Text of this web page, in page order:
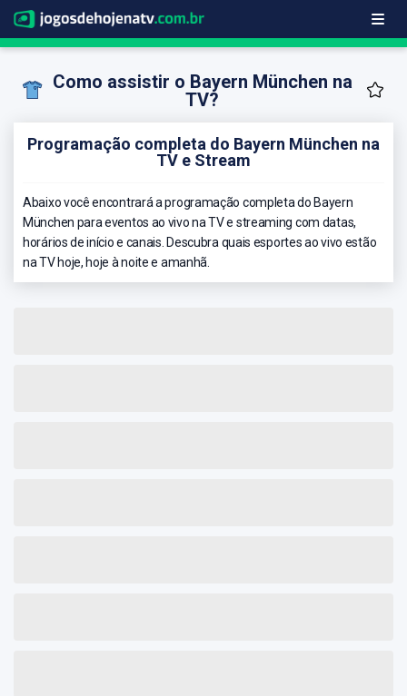
Como assistir o Bayern München na
TV?
Programação completa do Bayern München na
TV e Stream
Abaixo você encontrará a programação completa do Bayern
München para eventos ao vivo na TV e streaming com datas,
horários de início e canais. Descubra quais esportes ao vivo estão
na TV hoje, hoje à noite e amanhã.